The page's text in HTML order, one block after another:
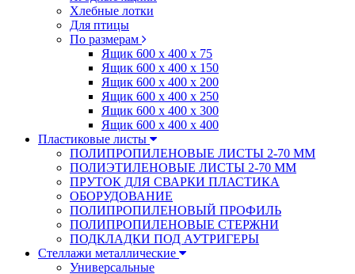
Хлебные лотки
Для птицы
По размерам
Ящик 600 х 400 х 75
Ящик 600 х 400 х 150
Ящик 600 х 400 х 200
Ящик 600 х 400 х 250
Ящик 600 х 400 х 300
Ящик 600 х 400 х 400
Пластиковые листы
ПОЛИПРОПИЛЕНОВЫЕ ЛИСТЫ 2-70 ММ
ПОЛИЭТИЛЕНОВЫЕ ЛИСТЫ 2-70 ММ
ПРУТОК ДЛЯ СВАРКИ ПЛАСТИКА
ОБОРУДОВАНИЕ
ПОЛИПРОПИЛЕНОВЫЙ ПРОФИЛЬ
ПОЛИПРОПИЛЕНОВЫЕ СТЕРЖНИ
ПОДКЛАДКИ ПОД АУТРИГЕРЫ
Стеллажи металлические
Универсальные